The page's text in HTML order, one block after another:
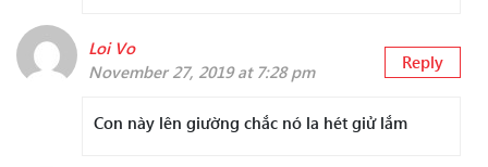
Loi Vo
November 27, 2019 at 7:28 pm
Reply
Con này lên giường chắc nó la hét giử lắm